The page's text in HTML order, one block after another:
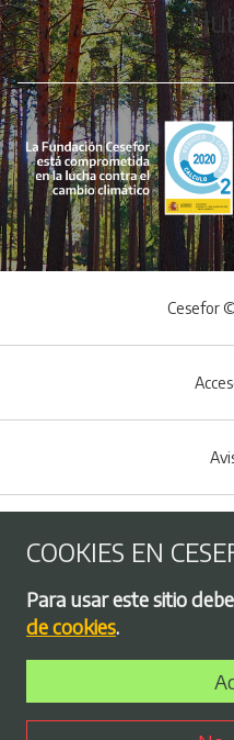
Menú del pie
Cesefor
Política
Bolsa
COOKIES EN
Para usar este sitio
de cookies.